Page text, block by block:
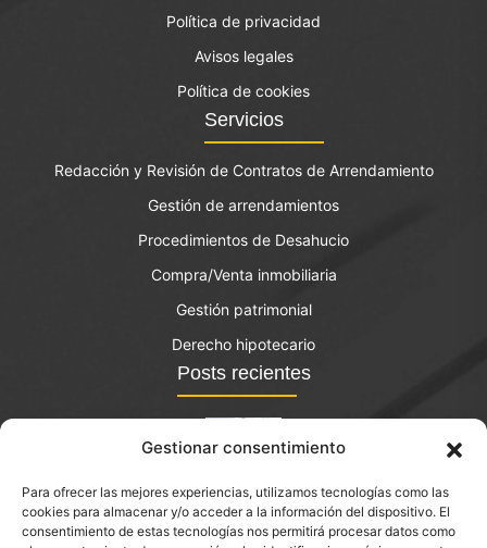
Gestionar consentimiento
Para ofrecer las mejores experiencias, utilizamos tecnologías como las
cookies para almacenar y/o acceder a la información del dispositivo. El
consentimiento de estas tecnologías nos permitirá procesar datos como
Política de privacidad
Avisos legales
Política de cookies
Servicios
Redacción y Revisión de Contratos de Arrendamiento
Gestión de arrendamientos
Procedimientos de Desahucio
Compra/Venta inmobiliaria
Gestión patrimonial
Derecho hipotecario
Posts recientes
El bono joven de vivienda: qué es y quién lo puede
solicitar?